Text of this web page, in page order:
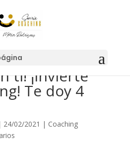
ti! ¡Invierte
Te doy 4
24/02/2021 | Coaching